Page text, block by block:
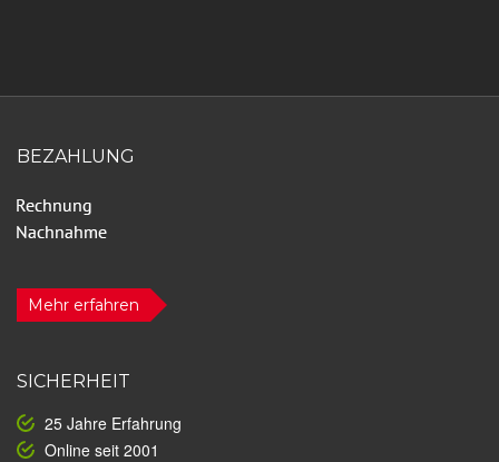
BEZAHLUNG
Mehr erfahren
SICHERHEIT
25 Jahre Erfahrung
Online seit 2001